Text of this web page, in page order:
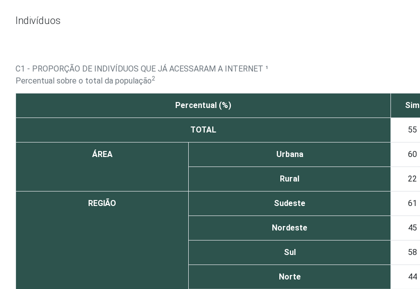
Indivíduos
C1 - PROPORÇÃO DE INDIVÍDUOS QUE JÁ ACESSARAM A INTERNET ¹
Percentual sobre o total da população2
Percentual (%) Sim
TOTAL 55
ÁREA Urbana 60
Rural 22
REGIÃO Sudeste 61
Nordeste 45
Sul 58
Norte 44